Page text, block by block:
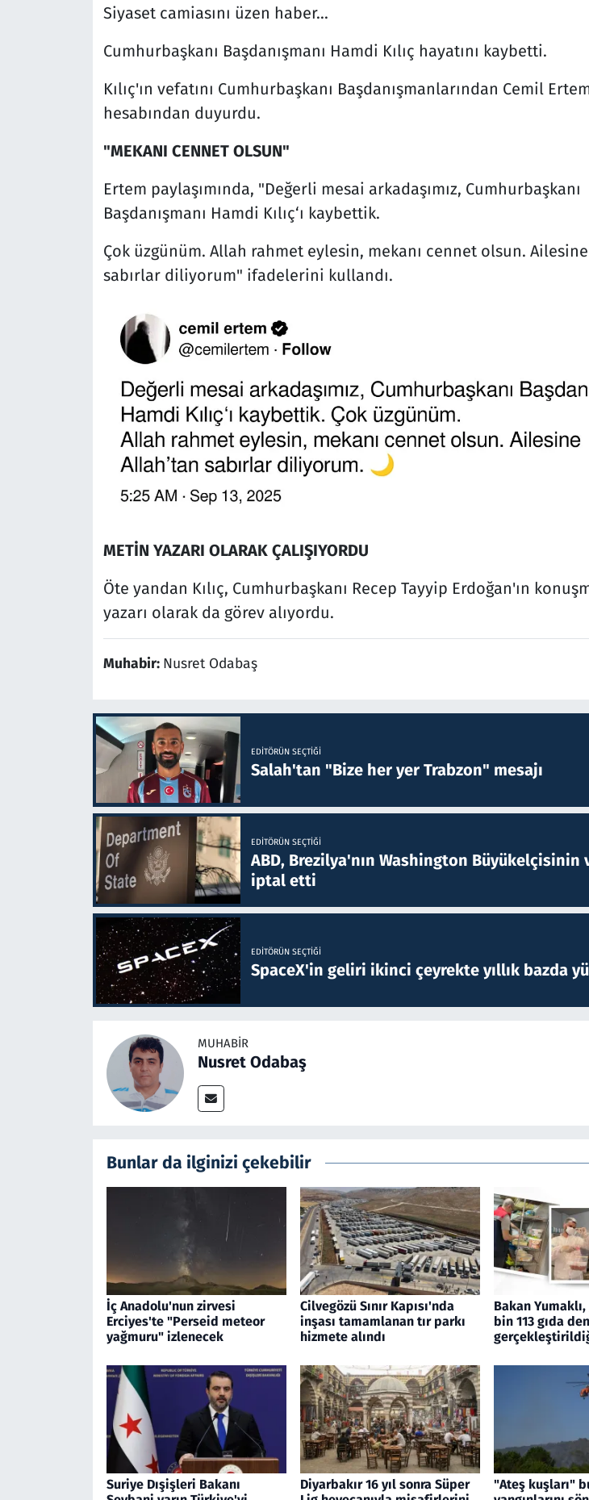
Siyaset camiasını üzen haber...
Cumhurbaşkanı Başdanışmanı Hamdi Kılıç hayatını kaybetti.
Kılıç'ın vefatını Cumhurbaşkanı Başdanışmanlarından Cemil
hesabından duyurdu.
"MEKANI CENNET OLSUN"
Ertem paylaşımında, "Değerli mesai arkadaşımız, Cumhurbaşkanı
Başdanışmanı Hamdi Kılıç‘ı kaybettik.
Çok üzgünüm. Allah rahmet eylesin, mekanı cennet olsun.
sabırlar diliyorum" ifadelerini kullandı.
METİN YAZARI OLARAK ÇALIŞIYORDU
Öte yandan Kılıç, Cumhurbaşkanı Recep Tayyip Erdoğan'ın
yazarı olarak da görev alıyordu.
Muhabir: Nusret Odabaş
EDITÖRÜN SEÇTIĞI
Salah'tan "Bize her yer Trabzon" mesajı
EDITÖRÜN SEÇTIĞI
ABD, Brezilya'nın Washington Büyükelçisinin
iptal etti
EDITÖRÜN SEÇTIĞI
SpaceX'in geliri ikinci çeyrekte yıllık bazda
MUHABIR
Nusret Odabaş
Bunlar da ilginizi çekebilir
İç Anadolu'nun zirvesi
Erciyes'te "Perseid meteor
yağmuru" izlenecek
Cilvegözü Sınır Kapısı'nda
inşası tamamlanan tır parkı
hizmete alındı
Bakan
bin 113 gıda
Suriye Dışişleri Bakanı
Diyarbakır 16 yıl sonra Süper
"Ateş kuşları"